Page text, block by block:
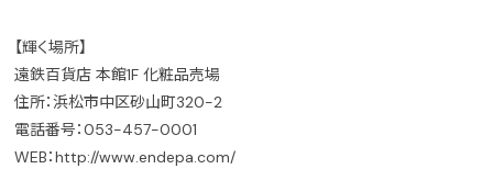
【輝く場所】
遠鉄百貨店 本館1F 化粧品売場
住所：浜松市中区砂山町320-2
電話番号：053-457-0001
WEB：http://www.endepa.com/